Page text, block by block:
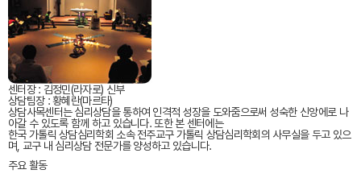
센터장: 김정민(라자로) 신부
상담팀장: 황혜란(마르타)
상담사목센터는 심리상담을 통하여 인격적 성장을 도와줌으로써 성숙한 신앙에로 나
아갈 수 있도록 함께 하고 있습니다. 또한 본 센터에는
한국 가톨릭 상담심리학회 소속 전주교구 가톨릭 상담심리학회의 사무실을 두고 있으
며, 교구 내 심리상담 전문가를 양성하고 있습니다.
주요 활동